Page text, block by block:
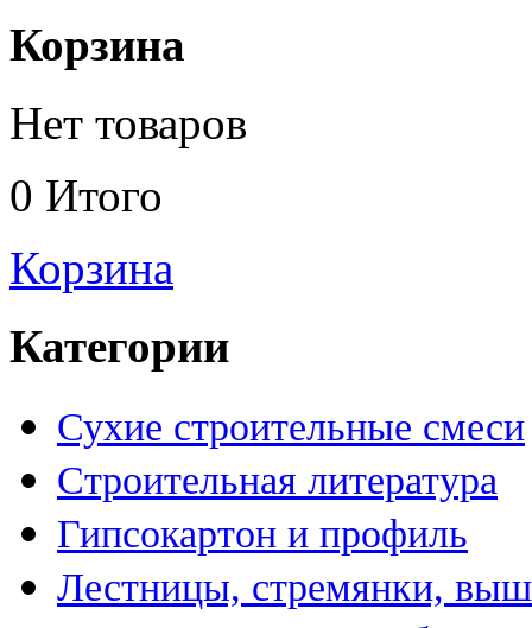
Корзина
Нет товаров
0 Итого
Корзина
Категории
Сухие строительные смеси
Строительная литература
Гипсокартон и профиль
Лестницы, стремянки,